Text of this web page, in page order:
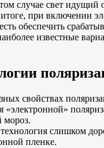
случае свет
при включении
обеспечить
известные
свойствах
«электронной»
мороз.
слишком
пленке.